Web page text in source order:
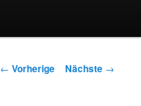
Artikelnavigation
← Vorherige Nächste →